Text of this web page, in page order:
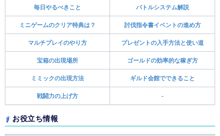
毎日やるべきこと バトルシステム解説
ミニゲームのクリア特典は？ 討伐指令書イベントの進め方
マルチプレイのやり方 プレゼントの入手方法と使い道
宝箱の出現場所 ゴールドの効率的な稼ぎ方
ミミックの出現方法 ギルド会館でできること
戦闘力の上げ方 -
お役立ち情報